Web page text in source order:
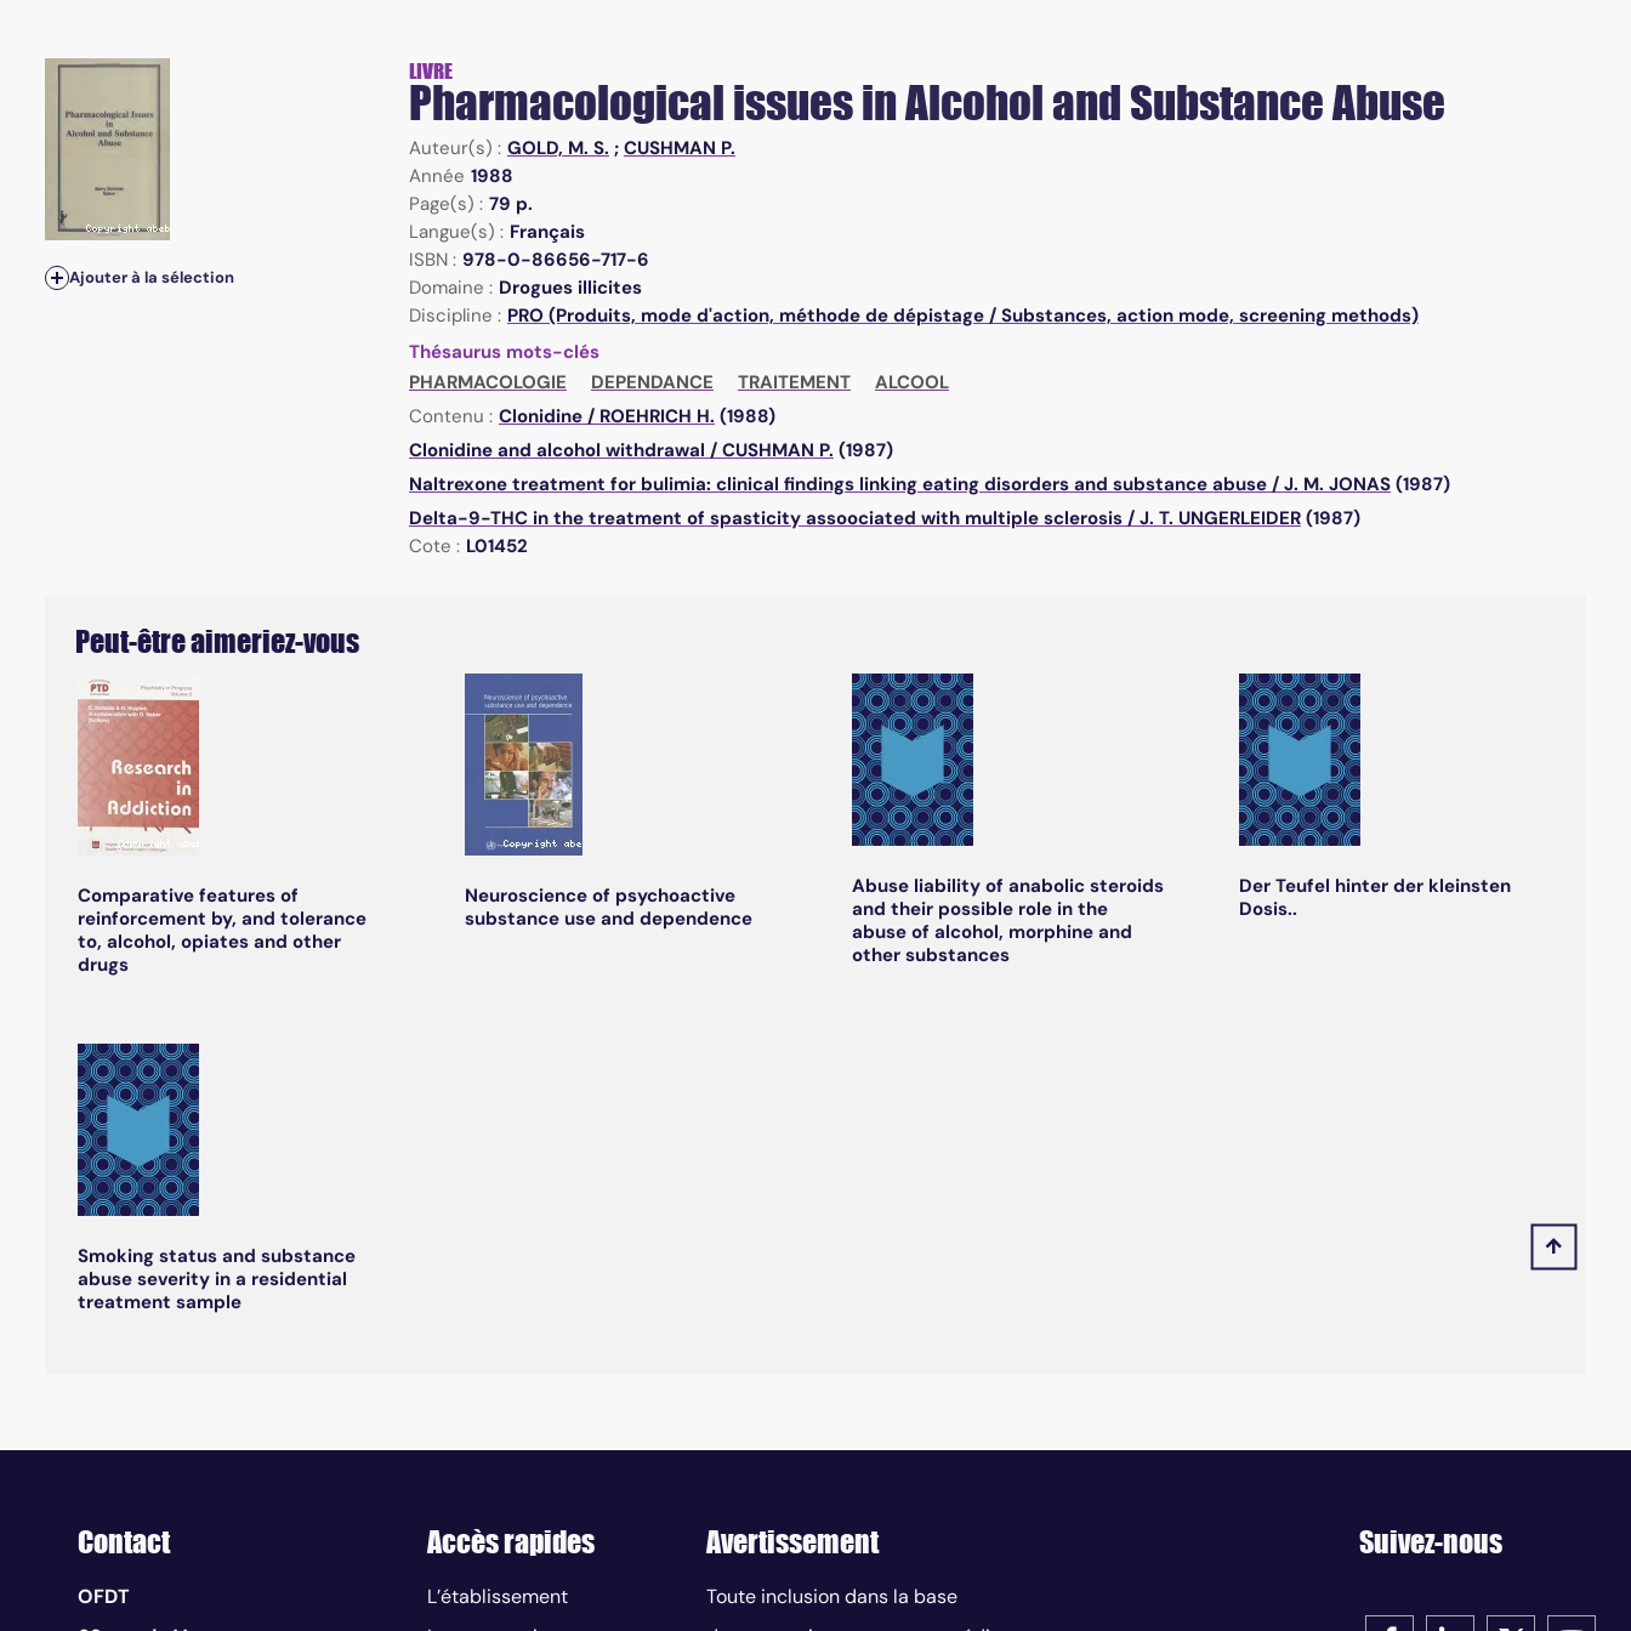
Ajouter à la sélection
LIVRE
Pharmacological issues in Alcohol and Substance Abuse
Auteur(s) : GOLD, M. S. ; CUSHMAN P.
Année 1988
Page(s) : 79 p.
Langue(s) : Français
ISBN : 978-0-86656-717-6
Domaine : Drogues illicites
Discipline : PRO (Produits, mode d'action, méthode de dépistage / Substances, action mode, screening methods)
Thésaurus mots-clés
PHARMACOLOGIE
DEPENDANCE TRAITEMENT
ALCOOL
Contenu : Clonidine / ROEHRICH H. (1988)
Clonidine and alcohol withdrawal / CUSHMAN P. (1987)
Naltrexone treatment for bulimia: clinical findings linking eating disorders and substance abuse / J. M. JONAS (1987)
Delta-9-THC in the treatment of spasticity assoociated with multiple sclerosis / J. T. UNGERLEIDER (1987)
Cote : L01452
Peut-être aimeriez-vous
Comparative features of
reinforcement by, and tolerance
to, alcohol, opiates and other
drugs
Neuroscience of psychoactive
substance use and dependence
Abuse liability of anabolic steroids
and their possible role in the
abuse of alcohol, morphine and
other substances
Der Teufel hinter der kleinsten
Dosis..
Smoking status and substance
abuse severity in a residential
treatment sample
Contact
OFDT
Accès rapides
L’établissement
Avertissement
Toute inclusion dans la base
Suivez-nous